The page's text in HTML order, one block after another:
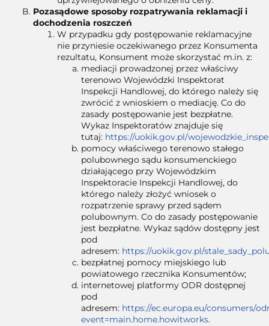
Pozasądowe sposoby rozpatrywania reklamacji i
dochodzenia roszczeń
W przypadku gdy postępowanie reklamacyjne
nie przyniesie oczekiwanego przez Konsumenta
rezultatu, Konsument może skorzystać m.in. z:
mediacji prowadzonej przez właściwy
terenowo Wojewódzki Inspektorat
Inspekcji Handlowej, do którego należy się
zwrócić z wnioskiem o mediację. Co do
zasady postępowanie jest bezpłatne.
Wykaz Inspektoratów znajduje się
tutaj: https://uokik.gov.pl/
pomocy właściwego terenowo stałego
polubownego sądu konsumenckiego
działającego przy Wojewódzkim
Inspektoracie Inspekcji Handlowej, do
którego należy złożyć wniosek o
rozpatrzenie sprawy przed sądem
polubownym. Co do zasady postępowanie
jest bezpłatne. Wykaz sądów dostępny jest
pod
adresem: https://uokik.gov.pl/
bezpłatnej pomocy miejskiego lub
powiatowego rzecznika Konsumentów;
internetowej platformy ODR dostępnej
pod
adresem: https://ec.europa.eu/consumers/
event=main.home.howitworks.